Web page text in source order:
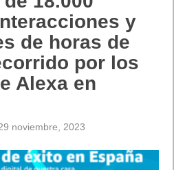
y
de horas de
por los
Alexa en
noviembre, 2023